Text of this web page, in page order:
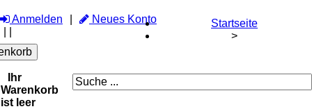
Anmelden
Neues Konto
Ihr
Warenkorb
ist leer
Startseite
>